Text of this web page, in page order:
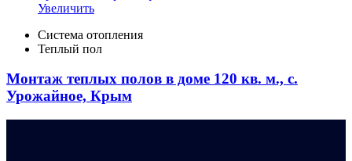
Увеличить
Система отопления
Теплый пол
Монтаж теплых полов в доме 120 кв. м., с.
Урожайное, Крым